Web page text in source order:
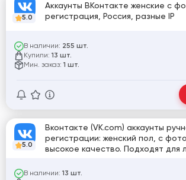
5.0
Аккаунты ВКонтакте женские с
регистрация, Россия, разные IP
В наличии: 255 шт.
Купили: 13 шт.
Мин. заказ: 1 шт.
5.0
Вконтакте (VK.com) аккаунты
регистрации: женский пол, с
высокое качество. Подходят для
В наличии: 13 шт.